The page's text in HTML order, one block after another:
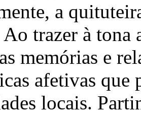
a
trazer à tona
memórias e
afetivas que
locais.